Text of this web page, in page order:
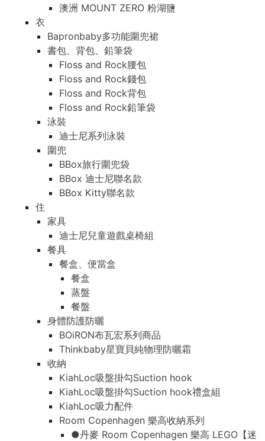
澳洲 MOUNT ZERO 粉湖鹽
衣
Bapronbaby多功能圍兜裙
書包、背包、鉛筆袋
Floss and Rock腰包
Floss and Rock錢包
Floss and Rock背包
Floss and Rock鉛筆袋
泳裝
迪士尼系列泳裝
圍兜
BBox旅行圍兜袋
BBox 迪士尼聯名款
BBox Kitty聯名款
住
家具
迪士尼兒童遊戲桌椅組
餐具
餐盒、便當盒
餐盒
蒸盤
餐盤
身體防護防曬
BOiRON布瓦宏系列商品
Thinkbaby星寶貝純物理防曬霜
收納
KiahLoc吸盤掛勾Suction hook
KiahLoc吸盤掛勾Suction hook禮盒組
KiahLoc吸力配件
Room Copenhagen 樂高收納系列
●丹麥 Room Copenhagen 樂高 LEGO【迷